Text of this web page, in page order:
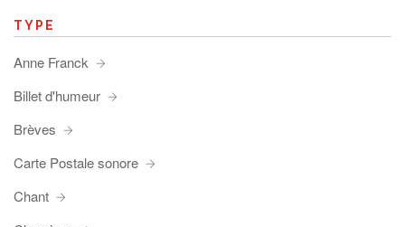
TYPE
Anne Franck
Billet d'humeur
Brèves
Carte Postale sonore
Chant